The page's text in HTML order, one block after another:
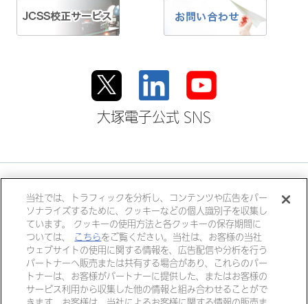
大塚電子公式 SNS
大塚ホールディングス
大塚製薬 大塚製薬工場
大鵬薬品工業
大塚倉庫
大塚化学
大塚食品
大塚メディカルデバイス
当社では、トラフィックを分析し、コンテンツや広告をパー
ソナライズするために、クッキーなどの個人識別子を収集し
ています。 クッキーの使用方法と各クッキーの保存期間に
ついては、
こちらをご覧ください。当社は、お客様の当社
ウェブサイトの使用に関する情報を、広告配信や分析を行う
パートナーへ販売または共有する場合があり、これらのパー
トナーは、お客様がパートナーに提供した、またはお客様の
サービス利用から収集した他の情報と組み合わせることがで